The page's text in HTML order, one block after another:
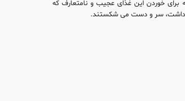
برای خوردن این غذای عجیب و نامتعارف که
داشت، سر و دست می شکستند.